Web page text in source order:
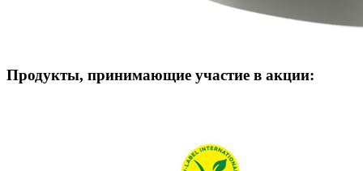
Продукты, принимающие участие в акции: